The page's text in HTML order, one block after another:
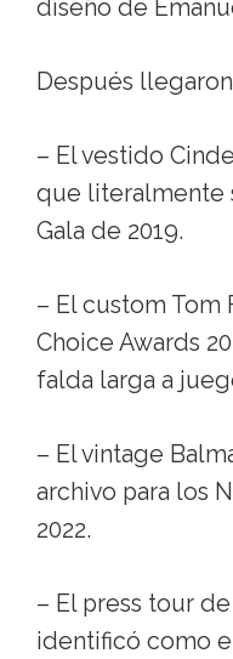
diseño de
Después
– El vestido
que literalmente
Gala de 2019.
– El custom Tom
Choice Awards
falda larga a
– El vintage
archivo para los
2022.
– El press tour
identificó como